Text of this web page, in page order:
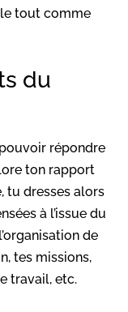
tout comme
du
répondre
ton rapport
tu dresses alors
à l’issue du
de
tes missions,
travail, etc.